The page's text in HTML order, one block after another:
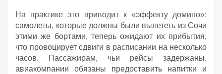
На практике это приводит к «эффекту домино»:
самолеты, которые должны были вылететь из Сочи
этими же бортами, теперь ожидают их прибытия,
что провоцирует сдвиги в расписании на несколько
часов. Пассажирам, чьи рейсы задержаны,
авиакомпании обязаны предоставить напитки и